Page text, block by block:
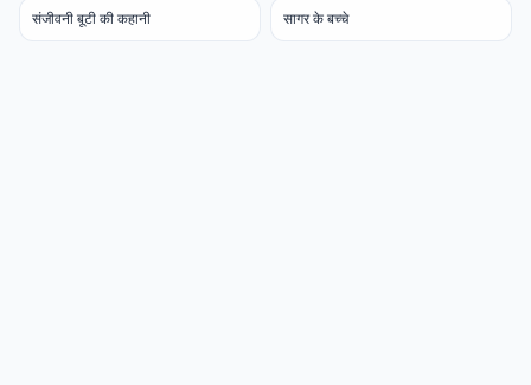
संजीवनी बूटी की कहानी सागर के बच्चे